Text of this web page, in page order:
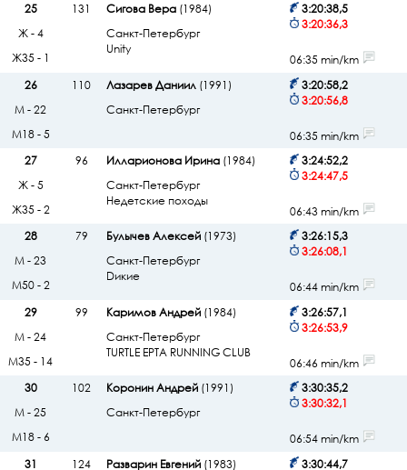
25
131 Сигова Вера(1984)
Санкт-Петербург
Unity
3:20:38,5
3:20:36,3
Ж - 4
Ж35 - 1
06:35 min/km
26
110 Лазарев Даниил(1991)
Санкт-Петербург
3:20:58,2
3:20:56,8
М - 22
М18 - 5
06:35 min/km
27
96 Илларионова Ирина(1984)
Санкт-Петербург
Недетские походы
3:24:52,2
3:24:47,5
Ж - 5
Ж35 - 2
06:43 min/km
28
79 Булычев Алексей(1973)
Санкт-Петербург
Dикие
3:26:15,3
3:26:08,1
М - 23
М50 - 2
06:44 min/km
29
99 Каримов Андрей(1984)
Санкт-Петербург
TURTLE EPTA RUNNING CLUB
3:26:57,1
3:26:53,9
М - 24
М35 - 14
06:46 min/km
30
102 Коронин Андрей(1991)
Санкт-Петербург
3:30:35,2
3:30:32,1
М - 25
М18 - 6
06:54 min/km
31
124 Разварин Евгений(1983) 3:30:44,7